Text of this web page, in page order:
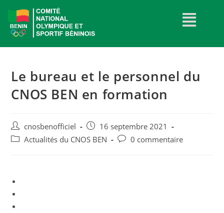
Le bureau et le personnel du
CNOS BEN en formation
cnosbenofficiel
16 septembre 2021
Actualités du CNOS BEN
0 commentaire